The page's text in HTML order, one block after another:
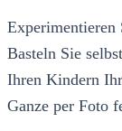
Experimentieren
Basteln Sie
Ihren Kindern
Ganze per Foto